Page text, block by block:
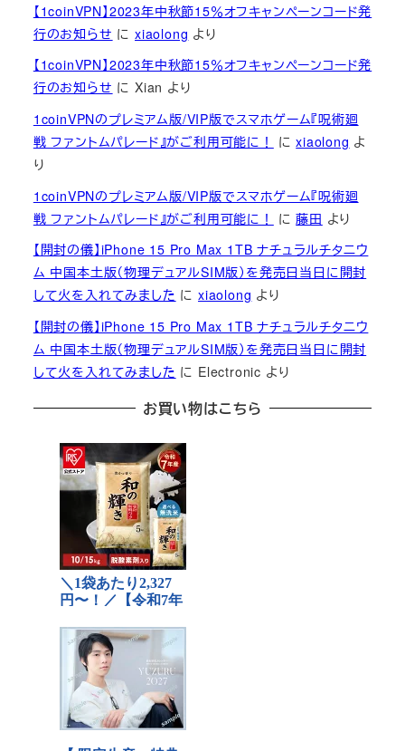
【1coinVPN】2023年中秋節15％オフキャンペーンコード発
行のお知らせ にxiaolong より
【1coinVPN】2023年中秋節15％オフキャンペーンコード発
行のお知らせ にXian より
1coinVPNのプレミアム版/VIP版でスマホゲーム『呪術廻
戦 ファントムパレード』がご利用可能に！
にxiaolong よ
り
1coinVPNのプレミアム版/VIP版でスマホゲーム『呪術廻
戦 ファントムパレード』がご利用可能に！
に藤田 より
【開封の儀】iPhone 15 Pro Max 1TB ナチュラルチタニウ
ム 中国本土版（物理デュアルSIM版）を発売日当日に開封
して火を入れてみました にxiaolong より
【開封の儀】iPhone 15 Pro Max 1TB ナチュラルチタニウ
ム 中国本土版（物理デュアルSIM版）を発売日当日に開封
して火を入れてみました に Electronic より
お買い物はこちら